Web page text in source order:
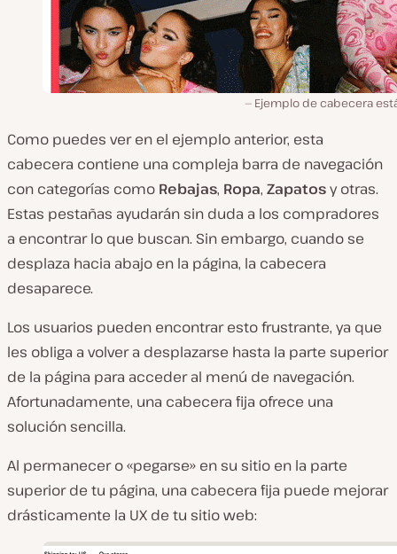
Ejemplo de cabecera
Como puedes ver en el ejemplo anterior, esta
cabecera contiene una compleja barra de navegación
con categorías como Rebajas, Ropa, Zapatosy otras.
Estas pestañas ayudarán sin duda a los compradores
a encontrar lo que buscan. Sin embargo, cuando se
desplaza hacia abajo en la página, la cabecera
desaparece.
Los usuarios pueden encontrar esto frustrante, ya que
les obliga a volver a desplazarse hasta la parte superior
de la página para acceder al menú de navegación.
Afortunadamente, una cabecera fija ofrece una
solución sencilla.
Al permanecer o «pegarse» en su sitio en la parte
superior de tu página, una cabecera fija puede mejorar
drásticamente la UX de tu sitio web: